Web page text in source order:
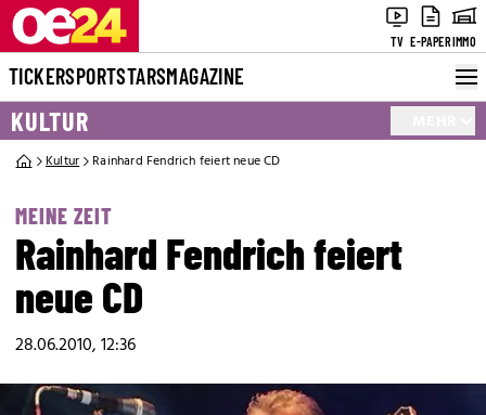
TV E-PAPERIMMO
TICKERSPORTSTARSMAGAZINE
KULTUR
Kultur Rainhard Fendrich feiert neue CD
MEINE ZEIT
Rainhard Fendrich feiert
neue CD
28.06.2010, 12:36